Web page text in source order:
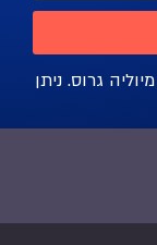
גרוס. ניתן